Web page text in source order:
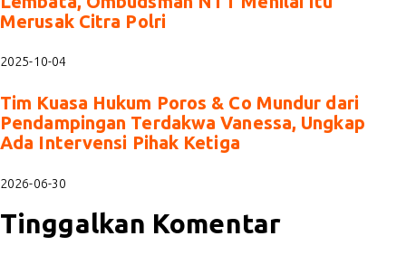
Merusak Citra Polri
2025-10-04
Tim Kuasa Hukum Poros & Co Mundur dari
Pendampingan Terdakwa Vanessa, Ungkap
Ada Intervensi Pihak Ketiga
2026-06-30
Tinggalkan Komentar